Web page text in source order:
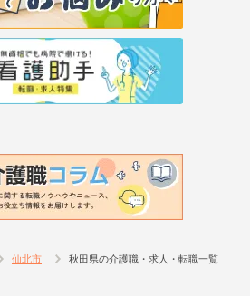
仙北市 秋田県の介護職・求人・転職一覧